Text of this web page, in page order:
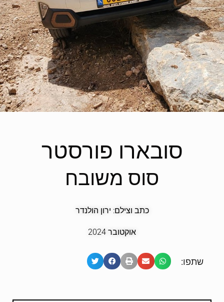
סובארו פורסטר
סוס משובח
כתב וצילם: ירון הולנדר
אוקטובר 2024
שתפו: